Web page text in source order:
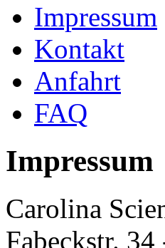
Impressum
Kontakt
Anfahrt
FAQ
Impressum
Carolina
Fabeckstr.